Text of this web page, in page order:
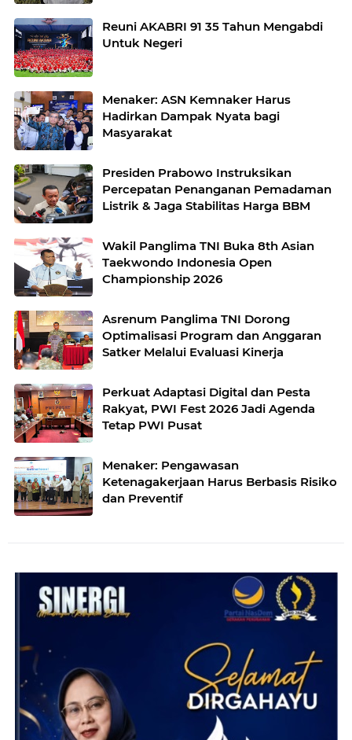
Reuni AKABRI 91 35 Tahun Mengabdi
Untuk Negeri
Menaker: ASN Kemnaker Harus
Hadirkan Dampak Nyata bagi
Masyarakat
Presiden Prabowo Instruksikan
Percepatan Penanganan Pemadaman
Listrik & Jaga Stabilitas Harga BBM
Wakil Panglima TNI Buka 8th Asian
Taekwondo Indonesia Open
Championship 2026
Asrenum Panglima TNI Dorong
Optimalisasi Program dan Anggaran
Satker Melalui Evaluasi Kinerja
Perkuat Adaptasi Digital dan Pesta
Rakyat, PWI Fest 2026 Jadi Agenda
Tetap PWI Pusat
Menaker: Pengawasan
Ketenagakerjaan Harus Berbasis Risiko
dan Preventif